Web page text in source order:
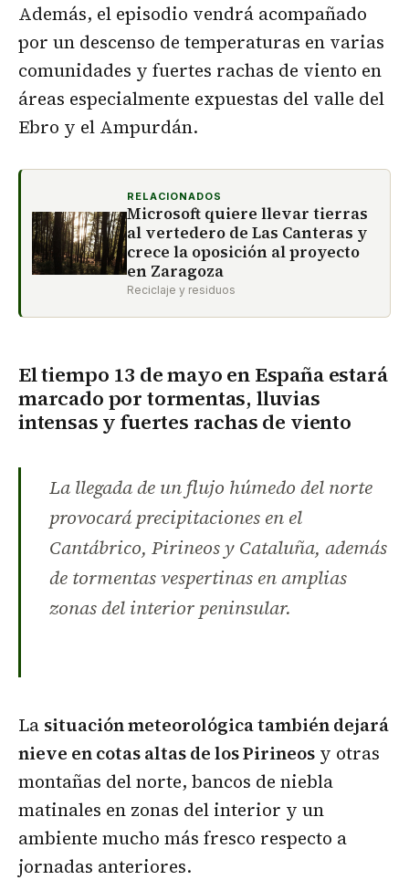
Además, el episodio vendrá acompañado
por un descenso de temperaturas en varias
comunidades y fuertes rachas de viento en
áreas especialmente expuestas del valle del
Ebro y el Ampurdán.
RELACIONADOS
Microsoft quiere llevar tierras
al vertedero de Las Canteras y
crece la oposición al proyecto
en Zaragoza
Reciclaje y residuos
El tiempo 13 de mayo en España estará
marcado por tormentas, lluvias
intensas y fuertes rachas de viento
La llegada de un flujo húmedo del norte
provocará precipitaciones en el
Cantábrico, Pirineos y Cataluña, además
de tormentas vespertinas en amplias
zonas del interior peninsular.
La situación meteorológica también dejará
nieve en cotas altas de los Pirineos y otras
montañas del norte, bancos de niebla
matinales en zonas del interior y un
ambiente mucho más fresco respecto a
jornadas anteriores.